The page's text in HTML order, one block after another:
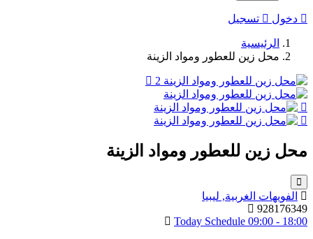
دخول تسجيل
الرئيسية
محل زين للعطور ومواد الزينة
2
محل زين للعطور ومواد الزينة
الفويهات الغربية, ليبيا
928176349
Today Schedule 09:00 - 18:00